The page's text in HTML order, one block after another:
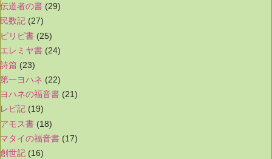
伝道者の書 (29)
民数記 (27)
ピリピ書 (25)
エレミヤ書 (24)
詩篇 (23)
第一ヨハネ (22)
ヨハネの福音書 (21)
レビ記 (19)
アモス書 (18)
マタイの福音書 (17)
創世記 (16)